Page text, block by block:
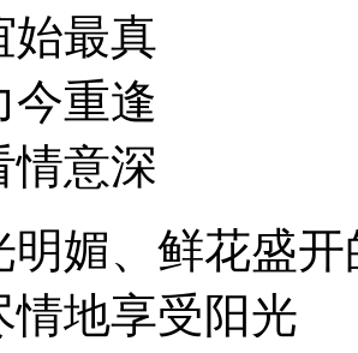
始最真
今重逢
情意深
明媚、鲜花盛开
情地享受阳光